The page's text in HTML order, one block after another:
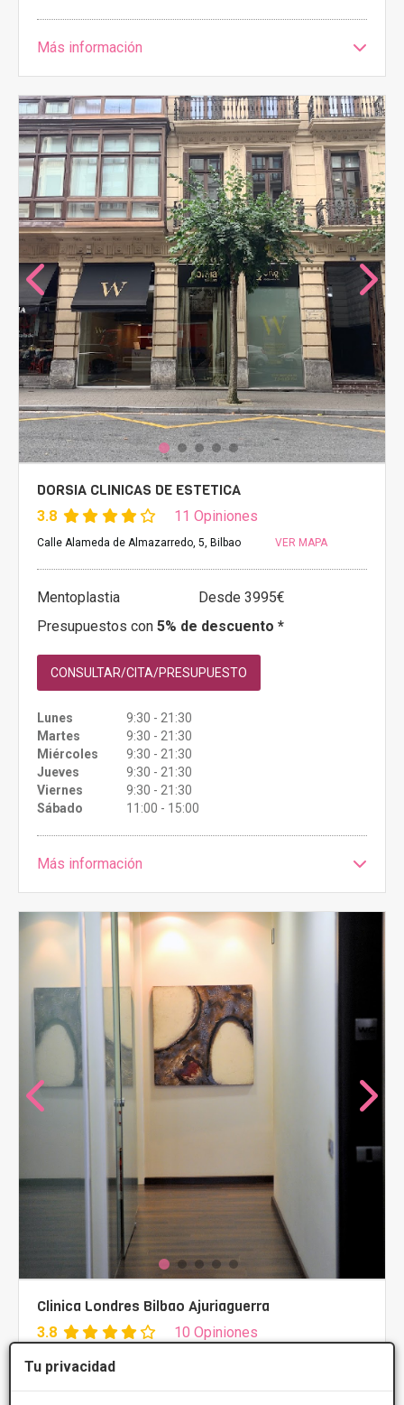
Tu privacidad
Más información
DORSIA CLINICAS DE ESTETICA
3.8 11 Opiniones
Calle Alameda de Almazarredo, 5, Bilbao VER MAPA
Mentoplastia
Desde 3995€
Presupuestos con 5% de descuento *
CONSULTAR/CITA/PRESUPUESTO
Lunes
9:30 - 21:30
Martes
9:30 - 21:30
Miércoles
9:30 - 21:30
Jueves
9:30 - 21:30
Viernes
9:30 - 21:30
Sábado
11:00 - 15:00
Más información
Clinica Londres Bilbao Ajuriaguerra
3.8 10 Opiniones
Calle Juan Ajurriaguerra , 21, Bajo 48009,
Bilbao, Bilbao